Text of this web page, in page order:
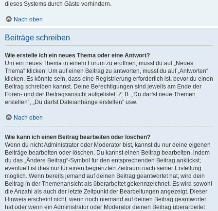
dieses Systems durch Gäste verhindern.
Nach oben
Beiträge schreiben
Wie erstelle ich ein neues Thema oder eine Antwort?
Um ein neues Thema in einem Forum zu eröffnen, musst du auf „Neues
Thema“ klicken. Um auf einen Beitrag zu antworten, musst du auf „Antworten“
klicken. Es könnte sein, dass eine Registrierung erforderlich ist, bevor du einen
Beitrag schreiben kannst. Deine Berechtigungen sind jeweils am Ende der
Foren- und der Beitragsansicht aufgelistet. Z. B. „Du darfst neue Themen
erstellen“, „Du darfst Dateianhänge erstellen“ usw.
Nach oben
Wie kann ich einen Beitrag bearbeiten oder löschen?
Wenn du nicht Administrator oder Moderator bist, kannst du nur deine eigenen
Beiträge bearbeiten oder löschen. Du kannst einen Beitrag bearbeiten, indem
du das „Ändere Beitrag“-Symbol für den entsprechenden Beitrag anklickst;
eventuell ist dies nur für einen begrenzten Zeitraum nach seiner Erstellung
möglich. Wenn bereits jemand auf deinen Beitrag geantwortet hat, wird dein
Beitrag in der Themenansicht als überarbeitet gekennzeichnet. Es wird sowohl
die Anzahl als auch der letzte Zeitpunkt der Bearbeitungen angezeigt. Dieser
Hinweis erscheint nicht, wenn noch niemand auf deinen Beitrag geantwortet
hat oder wenn ein Administrator oder Moderator deinen Beitrag überarbeitet